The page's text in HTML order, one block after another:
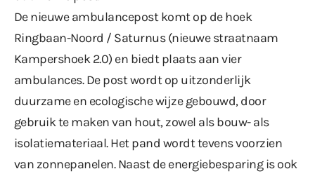
De nieuwe ambulancepost komt op de hoek
Ringbaan-Noord / Saturnus (nieuwe straatnaam
Kampershoek 2.0) en biedt plaats aan vier
ambulances. De post wordt op uitzonderlijk
duurzame en ecologische wijze gebouwd, door
gebruik te maken van hout, zowel als bouw- als
isolatiemateriaal. Het pand wordt tevens voorzien
van zonnepanelen. Naast de energiebesparing is ook